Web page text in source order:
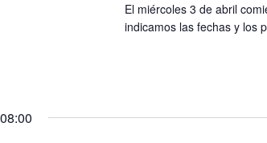
El miércoles 3 de abril
indicamos las fechas y los
08:00